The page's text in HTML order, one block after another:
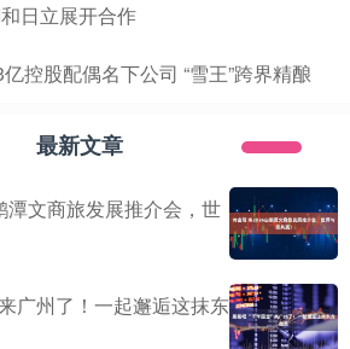
日立展开合作
控股配偶名下公司 “雪王”跨界精酿
最新文章
文商旅发展推介会，世
广州了！一起邂逅这抹东